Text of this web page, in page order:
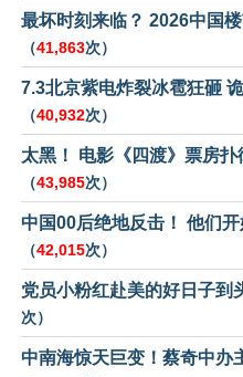
最坏时刻来临？ 2026中国
（41,863次）
7.3北京紫电炸裂冰雹狂砸
（40,932次）
太黑！ 电影《四渡》票房扑
（43,985次）
中国00后绝地反击！ 他们开
（42,015次）
党员小粉红赴美的好日子到
次）
中南海惊天巨变！蔡奇中办